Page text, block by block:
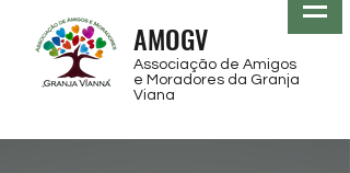
AMOGV
Associação de Amigos
e Moradores da Granja
Viana